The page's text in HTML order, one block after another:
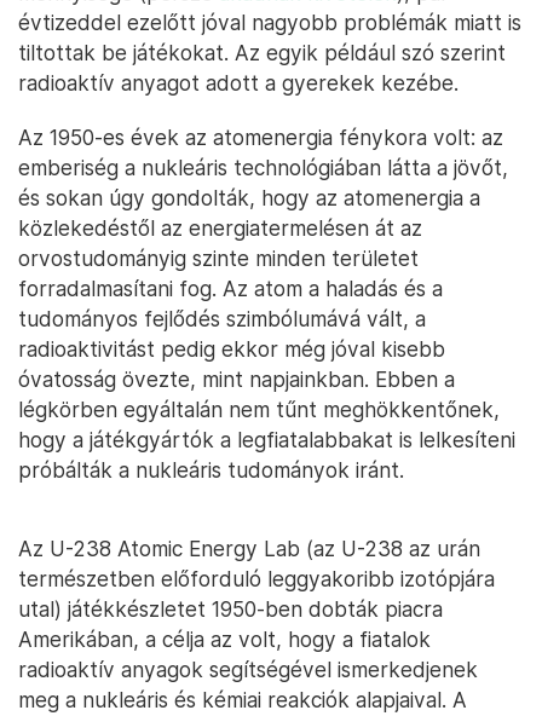
évtizeddel ezelőtt jóval nagyobb problémák miatt is
tiltottak be játékokat. Az egyik például szó szerint
radioaktív anyagot adott a gyerekek kezébe.
Az 1950-es évek az atomenergia fénykora volt: az
emberiség a nukleáris technológiában látta a jövőt,
és sokan úgy gondolták, hogy az atomenergia a
közlekedéstől az energiatermelésen át az
orvostudományig szinte minden területet
forradalmasítani fog. Az atom a haladás és a
tudományos fejlődés szimbólumává vált, a
radioaktivitást pedig ekkor még jóval kisebb
óvatosság övezte, mint napjainkban. Ebben a
légkörben egyáltalán nem tűnt meghökkentőnek,
hogy a játékgyártók a legfiatalabbakat is lelkesíteni
próbálták a nukleáris tudományok iránt.
Az U-238 Atomic Energy Lab (az U-238 az urán
természetben előforduló leggyakoribb izotópjára
utal) játékkészletet 1950-ben dobták piacra
Amerikában, a célja az volt, hogy a fiatalok
radioaktív anyagok segítségével ismerkedjenek
meg a nukleáris és kémiai reakciók alapjaival. A